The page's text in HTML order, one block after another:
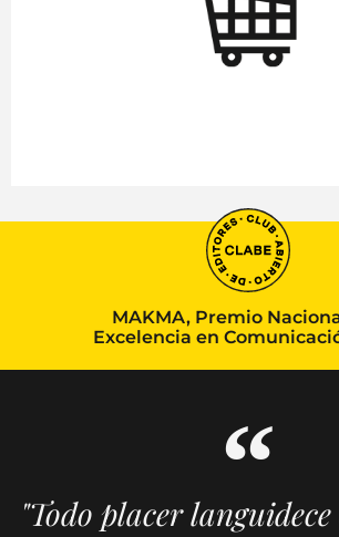
MAKMA, Premio
Excelencia en
"Todo placer